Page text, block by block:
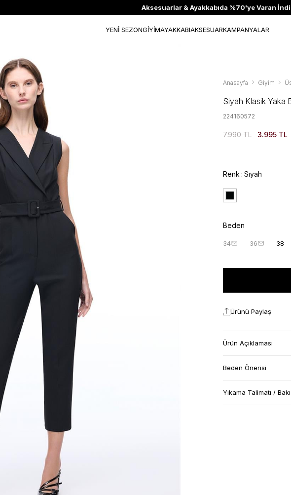
Aksesuarlar & Ayakkabıda %70'ye Varan İndirim
YENİ SEZONGİYİMAYAKKABIAKSESUARKAMPANYALAR
Anasayfa Giyim
Siyah Klasik Yaka
224160572
7.990 TL 3.995 TL
Renk Sıyah
Beden
34 36 38
Ürünü Paylaş
Ürün Açıklaması
Beden Önerisi
Yıkama Talimatı /